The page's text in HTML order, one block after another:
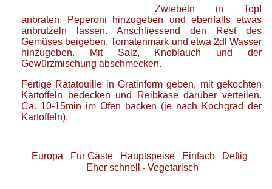
Zwiebeln in Topf
anbraten, Peperoni hinzugeben und ebenfalls etwas
anbrutzeln lassen. Anschliessend den Rest des
Gemüses beigeben, Tomatenmark und etwa 2dl Wasser
hinzugeben. Mit Salz, Knoblauch und der
Gewürzmischung abschmecken.
Fertige Ratatouille in Gratinform geben, mit gekochten
Kartoffeln bedecken und Reibkäse darüber verteilen.
Ca. 10-15min im Ofen backen (je nach Kochgrad der
Kartoffeln).
Europa - Für Gäste - Hauptspeise - Einfach - Deftig -
Eher schnell - Vegetarisch